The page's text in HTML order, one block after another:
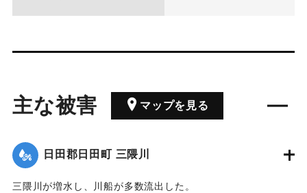
主な被害 マップを見る
日田郡日田町 三隈川
三隈川が増水し、川船が多数流出した。